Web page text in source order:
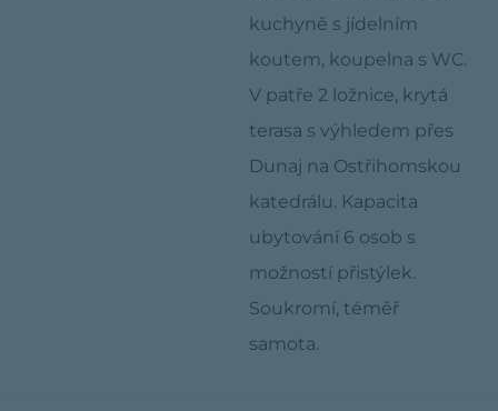
kuchyně s jídelním
koutem, koupelna s WC.
V patře 2 ložnice, krytá
terasa s výhledem přes
Dunaj na Ostřihomskou
katedrálu. Kapacita
ubytování 6 osob s
možností přistýlek.
Soukromí, téměř
samota.